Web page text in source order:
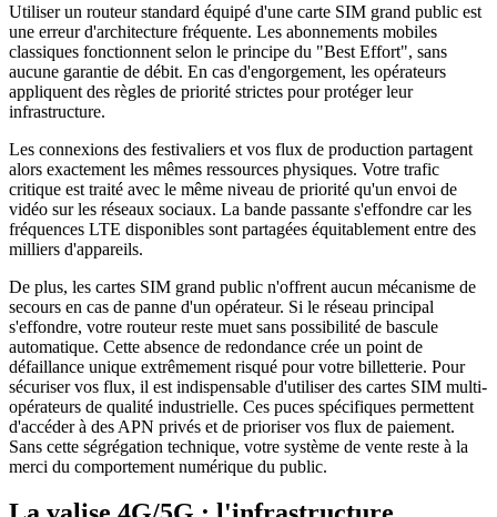
Utiliser un routeur standard équipé d'une carte SIM grand public est
une erreur d'architecture fréquente. Les abonnements mobiles
classiques fonctionnent selon le principe du "Best Effort", sans
aucune garantie de débit. En cas d'engorgement, les opérateurs
appliquent des règles de priorité strictes pour protéger leur
infrastructure.
Les connexions des festivaliers et vos flux de production partagent
alors exactement les mêmes ressources physiques. Votre trafic
critique est traité avec le même niveau de priorité qu'un envoi de
vidéo sur les réseaux sociaux. La bande passante s'effondre car les
fréquences LTE disponibles sont partagées équitablement entre des
milliers d'appareils.
De plus, les cartes SIM grand public n'offrent aucun mécanisme de
secours en cas de panne d'un opérateur. Si le réseau principal
s'effondre, votre routeur reste muet sans possibilité de bascule
automatique. Cette absence de redondance crée un point de
défaillance unique extrêmement risqué pour votre billetterie. Pour
sécuriser vos flux, il est indispensable d'utiliser des cartes SIM multi-
opérateurs de qualité industrielle. Ces puces spécifiques permettent
d'accéder à des APN privés et de prioriser vos flux de paiement.
Sans cette ségrégation technique, votre système de vente reste à la
merci du comportement numérique du public.